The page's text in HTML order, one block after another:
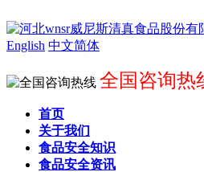
English 中文简体
全国咨询热
首页
关于我们
食品安全知识
食品安全资讯